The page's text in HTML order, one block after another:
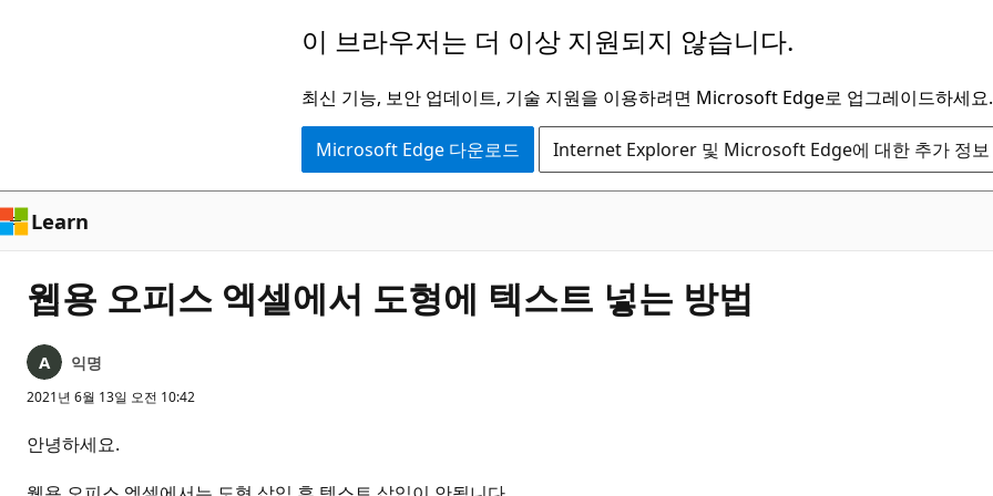
로
건
너
뛰
기
이 브라우저는 더 이상 지원되지 않습니다.
최신 기능, 보안 업데이트, 기술 지원을 이용하려면 Microsoft Edge로 업그레이드하세요.
Microsoft Edge 다운로드 Internet Explorer 및 Microsoft Edge에 대한 추가 정보
Learn
웹용 오피스 엑셀에서 도형에 텍스트 넣는 방법
익명
2021년 6월 13일 오전 10:42
안녕하세요.